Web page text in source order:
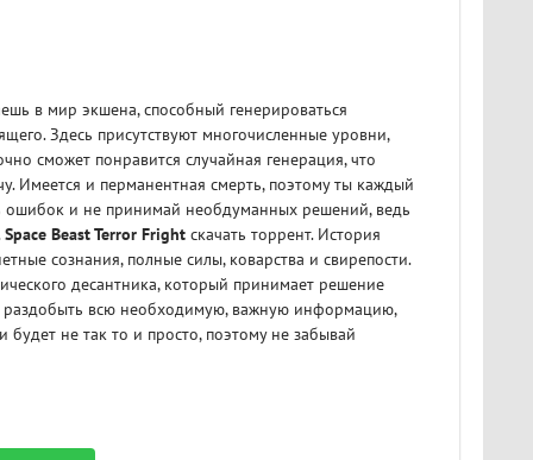
в мир экшена, способный генерироваться
Здесь присутствуют многочисленные уровни,
сможет понравится случайная генерация, что
Имеется и перманентная смерть, поэтому ты каждый
ошибок и не принимай необдуманных решений, ведь
Space Beast Terror Frightскачать торрент. История
сознания, полные силы, коварства и свирепости.
десантника, который принимает решение
раздобыть всю необходимую, важную информацию,
не так то и просто, поэтому не забывай